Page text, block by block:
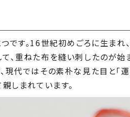
です。16世紀初めごろに生まれ
、重ねた布を縫い刺したのが始
現代ではその素朴な見た目と「
しまれています。